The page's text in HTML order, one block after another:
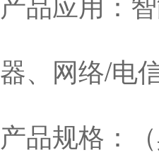
器、网络/电
产品规格：